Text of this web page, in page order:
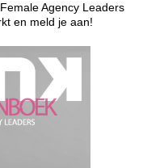
Agency Leaders
en meld je aan!